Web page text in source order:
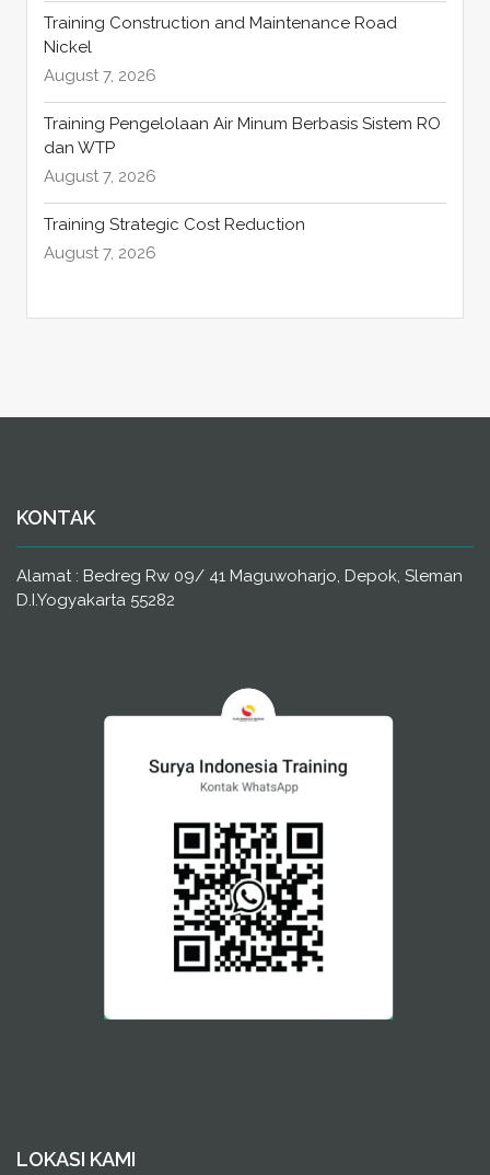
Training Construction and Maintenance Road
Nickel
August 7, 2026
Training Pengelolaan Air Minum Berbasis Sistem RO
dan WTP
August 7, 2026
Training Strategic Cost Reduction
August 7, 2026
KONTAK
Alamat : Bedreg Rw 09/ 41 Maguwoharjo, Depok, Sleman
D.I.Yogyakarta 55282
LOKASI KAMI